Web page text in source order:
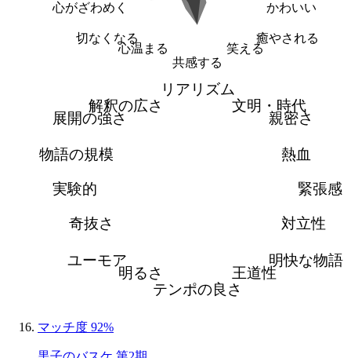
かわいい
癒やされる
笑える
共感する
心温まる
切なくなる
心がざわめく
リアリズム
文明・時代
親密さ
熱血
緊張感
対立性
明快な物語
王道性
テンポの良さ
明るさ
ユーモア
奇抜さ
実験的
物語の規模
展開の強さ
解釈の広さ
マッチ度 92%